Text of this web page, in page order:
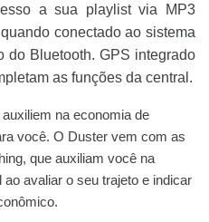
a sua playlist via MP3
conectado ao sistema
do Bluetooth. GPS integrado
as funções da central.
na economia de
você. O Duster vem com as
que auxiliam você na
avaliar o seu trajeto e indicar